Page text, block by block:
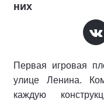
них
Первая игровая
улице Ленина.
каждую